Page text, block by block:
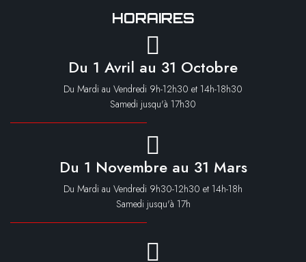
HORAIRES
Du 1 Avril au 31 Octobre
Du Mardi au Vendredi 9h-12h30 et 14h-18h30
Samedi jusqu'à 17h30
Du 1 Novembre au 31 Mars
Du Mardi au Vendredi 9h30-12h30 et 14h-18h
Samedi jusqu'à 17h